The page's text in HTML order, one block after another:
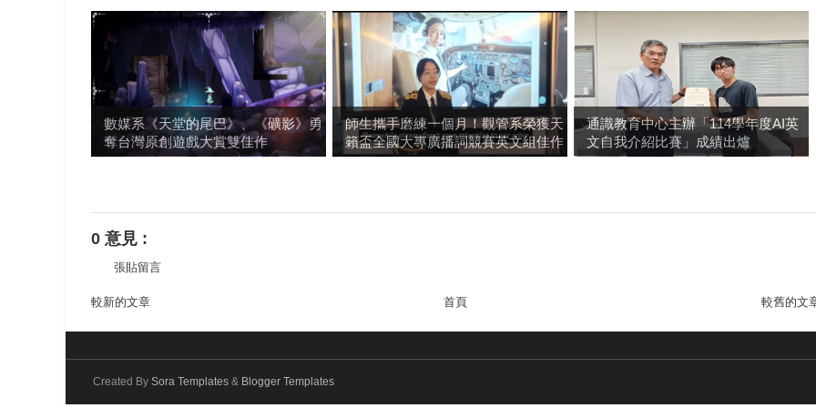
數媒系《天堂的尾巴》、《礦影》勇
奪台灣原創遊戲大賞雙佳作
師生攜手磨練一個月！觀管系榮獲天
籟盃全國大專廣播詞競賽英文組佳作
通識教育中心主辦「114學年度AI英
文自我介紹比賽」成績出爐
0 意見 :
張貼留言
較新的文章 較舊的文
首頁
Created By Sora Templates & Blogger Templates